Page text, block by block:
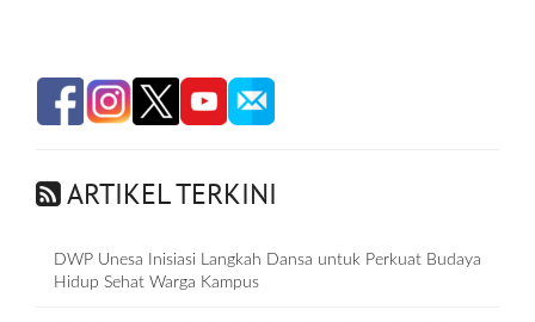
ARTIKEL TERKINI
DWP Unesa Inisiasi Langkah Dansa untuk Perkuat Budaya
Hidup Sehat Warga Kampus